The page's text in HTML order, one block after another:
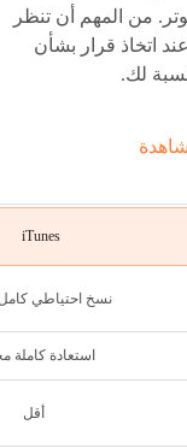
من المهم أن تنظر
اتخاذ قرار بشأن
لك.
iTunes
نسخ احتياطي
استعادة كاملة
أقل